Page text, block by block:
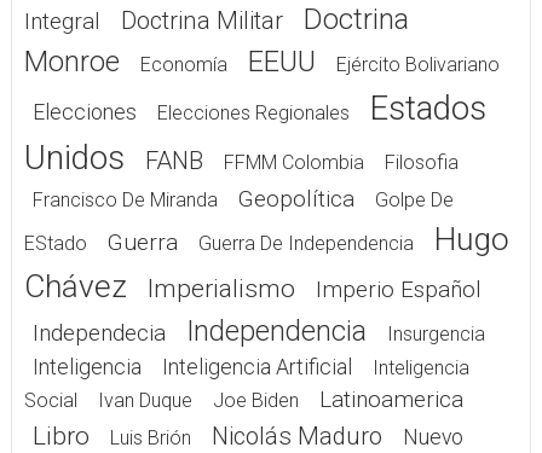
Integral
Doctrina Militar
Doctrina
Monroe
Economía EEUU Ejército Bolivariano
Elecciones Elecciones Regionales
Estados
Unidos
FANB FFMM Colombia
Filosofia
Francisco De Miranda
Geopolítica
Golpe De
EStado
Guerra Guerra De Independencia
Hugo
Chávez
Imperialismo
Imperio Español
Independecia
Independencia Insurgencia
Inteligencia Inteligencia Artificial
Inteligencia
Social
Ivan Duque Joe Biden Latinoamerica
Libro Luis Brión Nicolás Maduro
Nuevo